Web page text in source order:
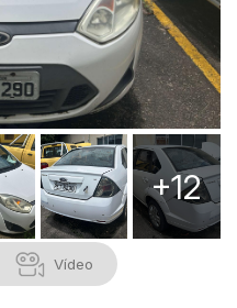
+12
Vídeo